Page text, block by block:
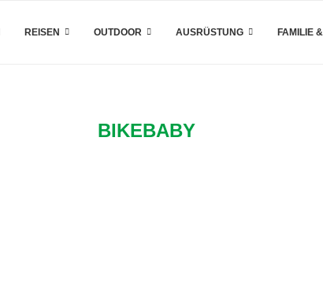
REISEN OUTDOOR AUSRÜSTUNG FAMILIE
BIKEBABY